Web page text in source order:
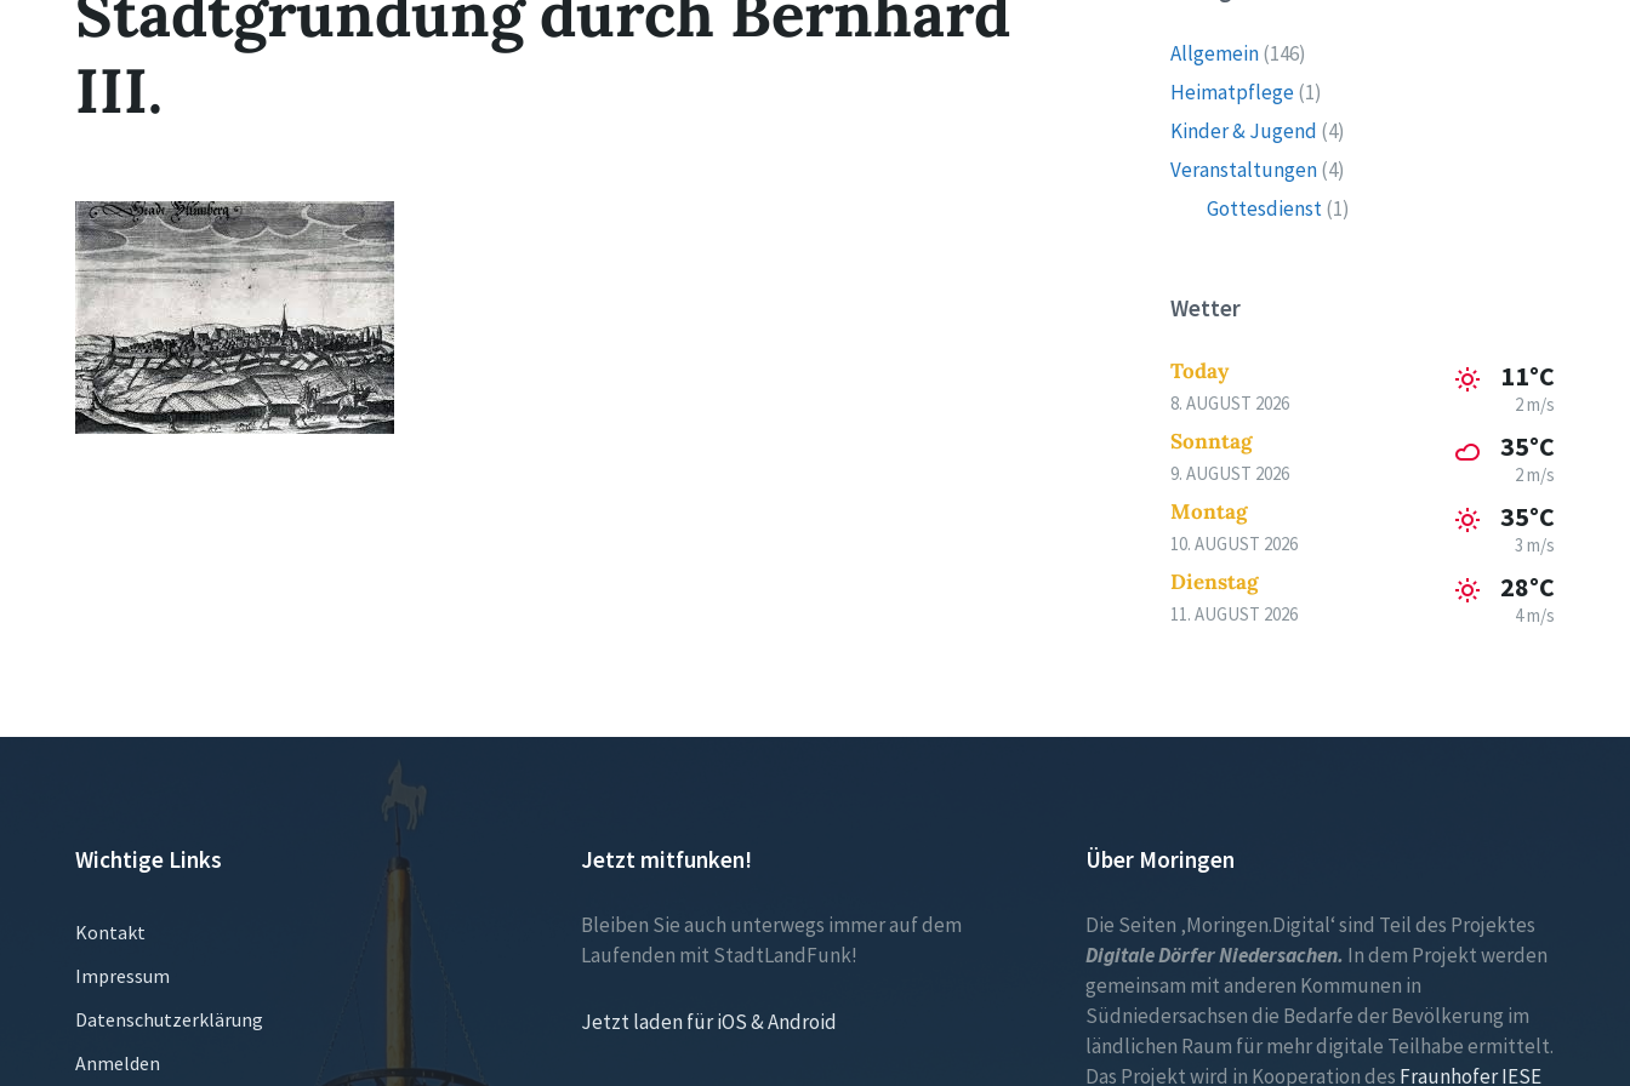
III.
Allgemein(146)
Heimatpflege(1)
Kinder & Jugend (4)
Veranstaltungen(4)
Gottesdienst(1)
Wetter
Today
8. AUGUST 2026
11°C
2 m/s
Sonntag
9. AUGUST 2026
35°C
2 m/s
Montag
10. AUGUST 2026
35°C
3 m/s
Dienstag
11. AUGUST 2026
28°C
4 m/s
Wichtige Links
Kontakt
Impressum
Datenschutzerklärung
Anmelden
Jetzt mitfunken!
Bleiben Sie auch unterwegs immer auf dem
Laufenden mit StadtLandFunk!
Jetzt laden für iOS & Android
Über Moringen
Die Seiten ‚Moringen.Digital‘ sind Teil des Projektes
Digitale Dörfer Niedersachen. In dem Projekt werden
gemeinsam mit anderen Kommunen in
Südniedersachsen die Bedarfe der Bevölkerung im
ländlichen Raum für mehr digitale Teilhabe ermittelt.
Das Projekt wird in Kooperation des Fraunhofer IESE